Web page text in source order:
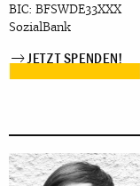
BIC: BFSWDE33XXX
SozialBank
JETZT SPENDEN!